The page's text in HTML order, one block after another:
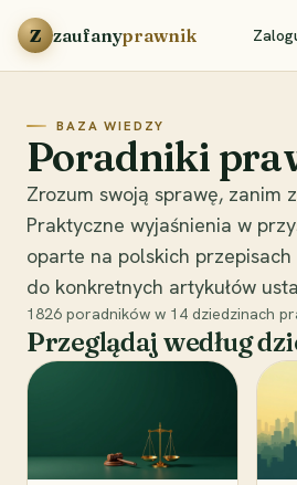
Przejdź do treści
Z zaufanyprawnik
BAZA WIEDZY
Poradniki
Zrozum swoją sprawę, zanim
Praktyczne wyjaśnienia w
oparte na polskich
do konkretnych artykułów
1826 poradników w 14 dziedzinach
Przeglądaj według